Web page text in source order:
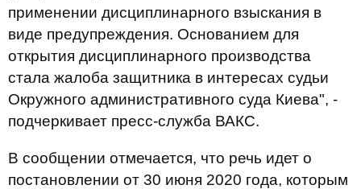
применении дисциплинарного взыскания в
виде предупреждения. Основанием для
открытия дисциплинарного производства
стала жалоба защитника в интересах судьи
Окружного административного суда Киева", -
подчеркивает пресс-служба ВАКС.
В сообщении отмечается, что речь идет о
постановлении от 30 июня 2020 года, которым